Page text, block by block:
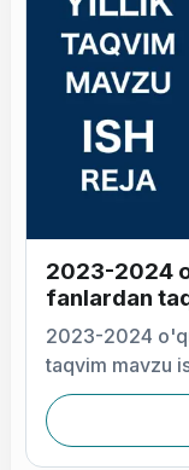
2023-2024
fanlardan
2023-2024
taqvim mavzu